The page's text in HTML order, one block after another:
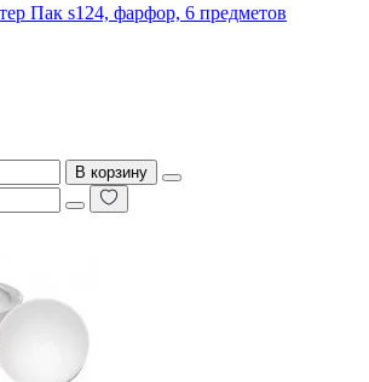
Пак s124, фарфор, 6 предметов
В корзину